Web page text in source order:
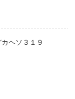
ヘソ３１９